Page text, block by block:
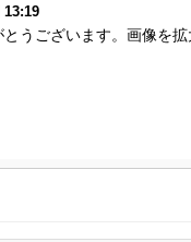
13:19
とうございます。画像を